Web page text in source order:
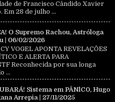
de Francisco Cândido Xavier
28 de julho ...
O Supremo Rachou, Astróloga
| 06/02/2026
VOGEL APONTA REVELAÇÕES
E ALERTA PARA
Reconhecida por sua longa
...
Sistema em PÂNlC0, Hugo
Arrepia | 27/11/2025